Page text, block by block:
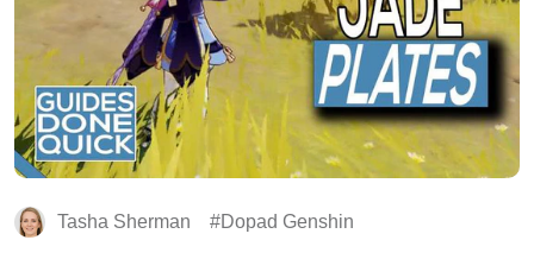
Tasha Sherman Dopad Genshin